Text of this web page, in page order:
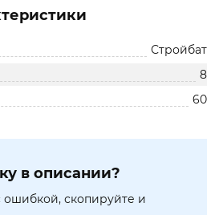
Стройбат
8
60
в описании?
ошибкой, скопируйте и